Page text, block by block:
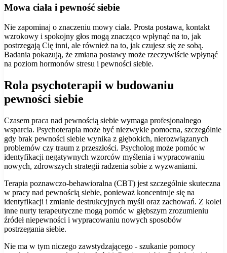
Mowa ciała i pewność siebie
Nie zapominaj o znaczeniu mowy ciała. Prosta postawa, kontakt
wzrokowy i spokojny głos mogą znacząco wpłynąć na to, jak
postrzegają Cię inni, ale również na to, jak czujesz się ze sobą.
Badania pokazują, że zmiana postawy może rzeczywiście wpłynąć
na poziom hormonów stresu i pewności siebie.
Rola psychoterapii w budowaniu
pewności siebie
Czasem praca nad pewnością siebie wymaga profesjonalnego
wsparcia. Psychoterapia może być niezwykle pomocna, szczególnie
gdy brak pewności siebie wynika z głębokich, nierozwiązanych
problemów czy traum z przeszłości. Psycholog może pomóc w
identyfikacji negatywnych wzorców myślenia i wypracowaniu
nowych, zdrowszych strategii radzenia sobie z wyzwaniami.
Terapia poznawczo-behawioralna (CBT) jest szczególnie skuteczna
w pracy nad pewnością siebie, ponieważ koncentruje się na
identyfikacji i zmianie destrukcyjnych myśli oraz zachowań. Z kolei
inne nurty terapeutyczne mogą pomóc w głębszym zrozumieniu
źródeł niepewności i wypracowaniu nowych sposobów
postrzegania siebie.
Nie ma w tym niczego zawstydzającego - szukanie pomocy